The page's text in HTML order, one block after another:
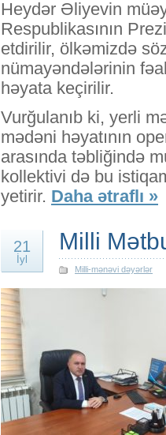
Heydər Əliyevin
Respublikasının
etdirilir, ölkəmizdə
nümayəndələrinin
həyata keçirilir.
Vurğulanıb ki, yerli
mədəni həyatının
arasında təbliğində
kollektivi də bu
yetirir. Daha ətraflı »
21
İyl
Milli
Milli-mənəvi dəyərlər